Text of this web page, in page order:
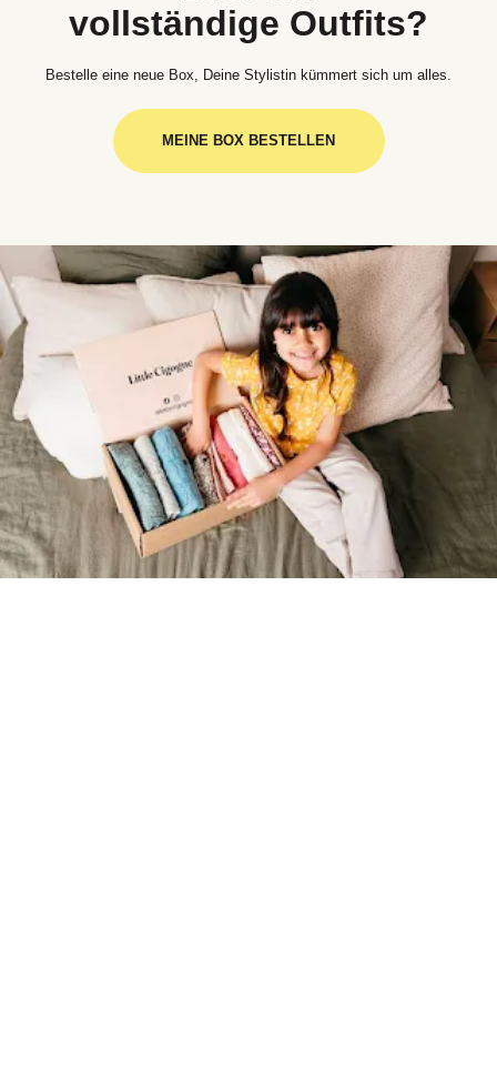
vollständige Outfits?
Bestelle eine neue Box, Deine Stylistin kümmert sich um alles.
MEINE BOX BESTELLEN